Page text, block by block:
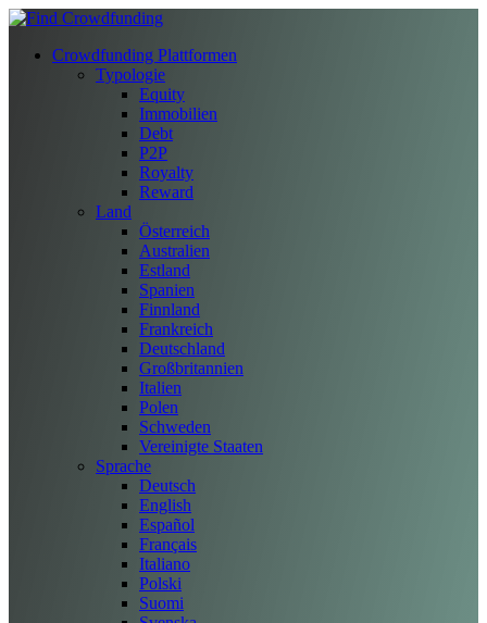
Crowdfunding Plattformen
Typologie
Equity
Immobilien
Debt
P2P
Royalty
Reward
Land
Österreich
Australien
Estland
Spanien
Finnland
Frankreich
Deutschland
Großbritannien
Italien
Polen
Schweden
Vereinigte Staaten
Sprache
Deutsch
English
Español
Français
Italiano
Polski
Suomi